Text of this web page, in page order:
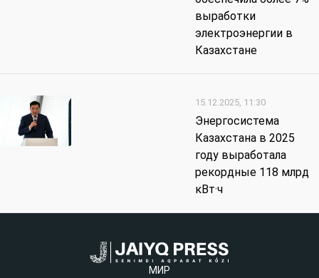
выработки
электроэнергии в
Казахстане
15.12.2025, 11:30
Энергосистема
Казахстана в 2025
году выработала
рекордные 118 млрд
кВт·ч
МИР